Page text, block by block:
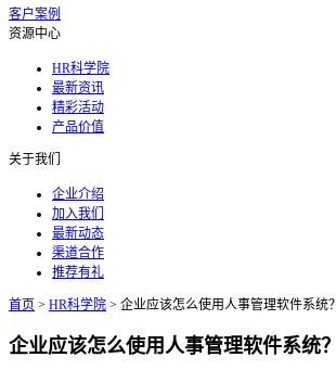
客户案例
资源中心
HR科学院
最新资讯
精彩活动
产品价值
关于我们
企业介绍
加入我们
最新动态
渠道合作
推荐有礼
首页 > HR科学院 > 企业应该怎么使用人事管理软件系统？
企业应该怎么使用人事管理软件系统？